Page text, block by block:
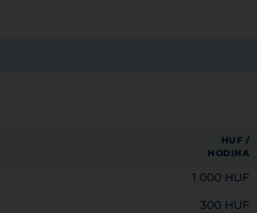
HUF /
HODINA
1 000 HUF
300 HUF